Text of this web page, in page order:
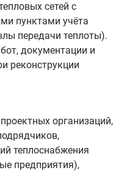
сетей с
пунктами учёта
передачи теплоты).
документации и
реконструкции
организаций,
теплоснабжения
предприятия),